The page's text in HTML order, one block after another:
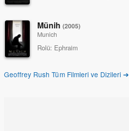
Münih(2005)
Munich
Rolü: Ephraim
Geoffrey Rush Tüm Filmleri ve Dizileri ➔